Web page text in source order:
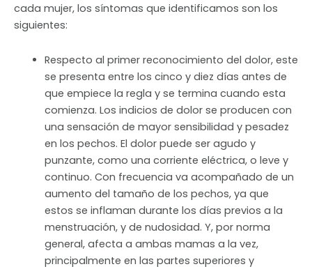
cada mujer, los síntomas que identificamos son los
siguientes:
Respecto al primer reconocimiento del dolor, este
se presenta entre los cinco y diez días antes de
que empiece la regla y se termina cuando esta
comienza. Los indicios de dolor se producen con
una sensación de mayor sensibilidad y pesadez
en los pechos. El dolor puede ser agudo y
punzante, como una corriente eléctrica, o leve y
continuo. Con frecuencia va acompañado de un
aumento del tamaño de los pechos, ya que
estos se inflaman durante los días previos a la
menstruación, y de nudosidad. Y, por norma
general, afecta a ambas mamas a la vez,
principalmente en las partes superiores y